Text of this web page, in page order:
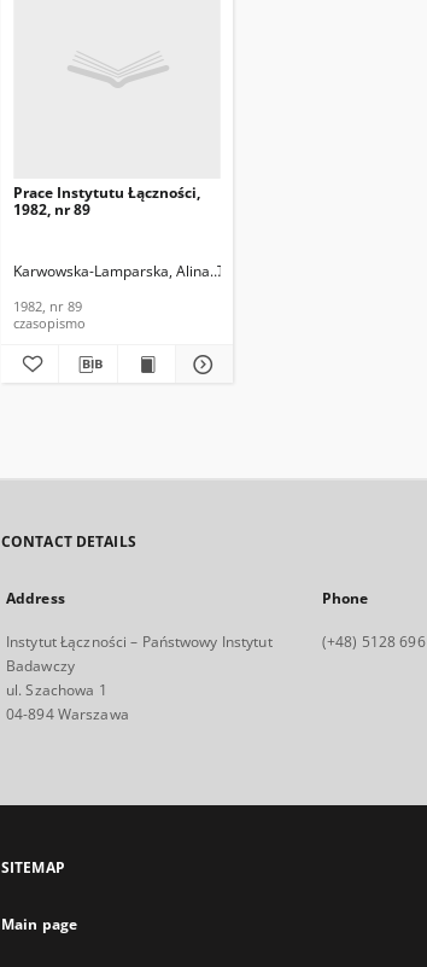
Prace Instytutu Łączności,
1982, nr 89
Karwowska-Lamparska, Alina Trechciński, Jerzy
1982, nr 89
czasopismo
CONTACT DETAILS
Address
Instytut Łączności – Państwowy Instytut
Badawczy
ul. Szachowa 1
04-894 Warszawa
Phone
(+48) 5128 696
SITEMAP
Main page